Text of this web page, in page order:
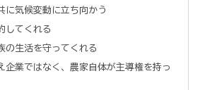
に気候変動に立ち向かう
してくれる
の生活を守ってくれる
業ではなく、農家自体が主導権を持っ